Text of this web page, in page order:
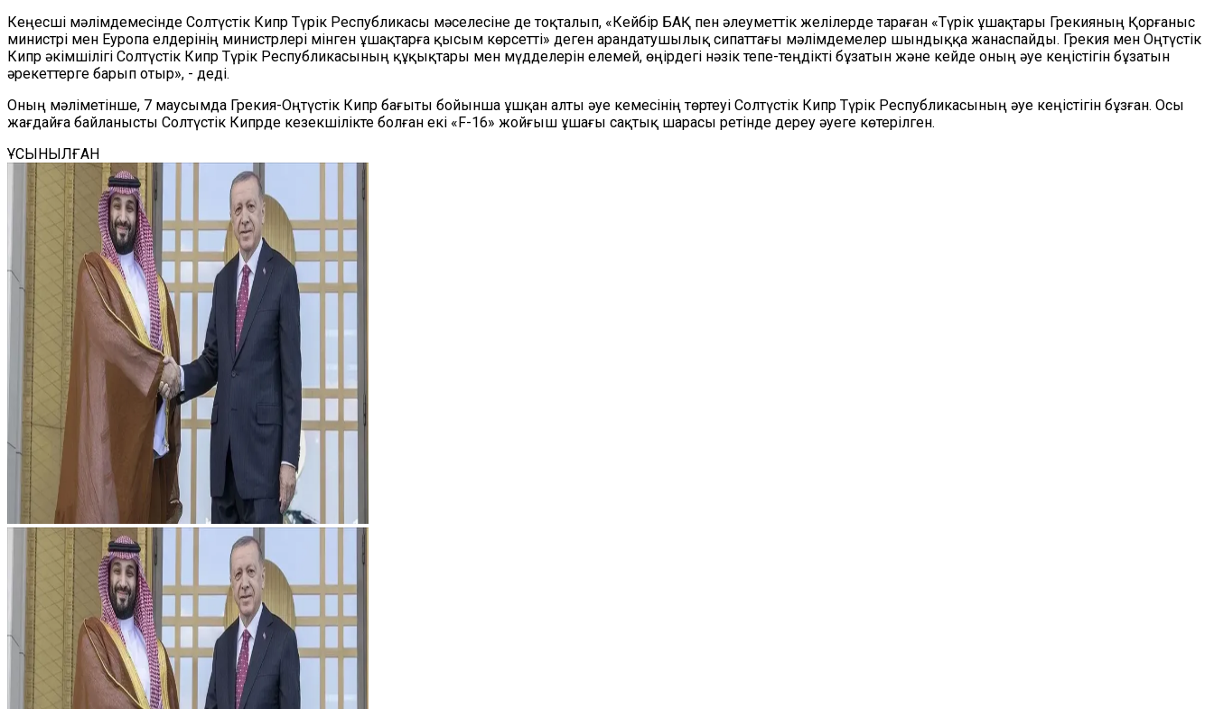
Кеңесші мәлімдемесінде Солтүстік Кипр Түрік Республикасы мәселесіне де тоқталып, «Кейбір БАҚ пен әлеуметтік желілерде тараған «Түрік ұшақтары Грекияның Қорғаныс
министрі мен Еуропа елдерінің министрлері мінген ұшақтарға қысым көрсетті» деген арандатушылық сипаттағы мәлімдемелер шындыққа жанаспайды. Грекия мен Оңтүстік
Кипр әкімшілігі Солтүстік Кипр Түрік Республикасының құқықтары мен мүдделерін елемей, өңірдегі нәзік тепе-теңдікті бұзатын және кейде оның әуе кеңістігін бұзатын
әрекеттерге барып отыр», - деді.
Оның мәліметінше, 7 маусымда Грекия-Оңтүстік Кипр бағыты бойынша ұшқан алты әуе кемесінің төртеуі Солтүстік Кипр Түрік Республикасының әуе кеңістігін бұзған. Осы
жағдайға байланысты Солтүстік Кипрде кезекшілікте болған екі «F-16» жойғыш ұшағы сақтық шарасы ретінде дереу әуеге көтерілген.
ҰСЫНЫЛҒАН